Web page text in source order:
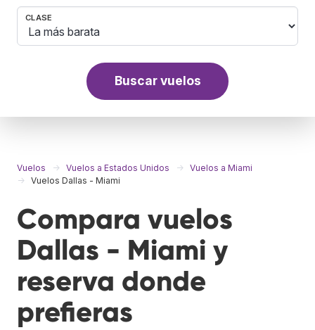
CLASE
Buscar vuelos
Vuelos Vuelos a Estados Unidos
Vuelos a Miami
Vuelos Dallas - Miami
Compara vuelos
Dallas - Miami y
reserva donde
prefieras